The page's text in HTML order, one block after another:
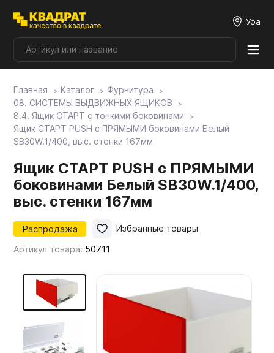
Уфа
Плитные материалы
Фурнитура
Столешницы
Фасады
Мебельные образцы, каталоги
Главная Каталог
Фурнитура
08. СИСТЕМЫ ВЫДВИЖНЫХ ЯЩИКОВ
8.4. Ящик СТАРТ с тонкими боковинами
Ящик СТАРТ PUSH с ПРЯМЫМИ боковинами Белый
SB30W.1/400, выс. стенки 167мм
Ящик СТАРТ PUSH с ПРЯМЫМИ
боковинами Белый SB30W.1/400,
выс. стенки 167мм
Распродажа
Артикул товара: 50711
Избранные товары